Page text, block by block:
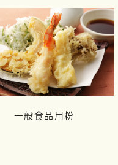
一般食品用粉